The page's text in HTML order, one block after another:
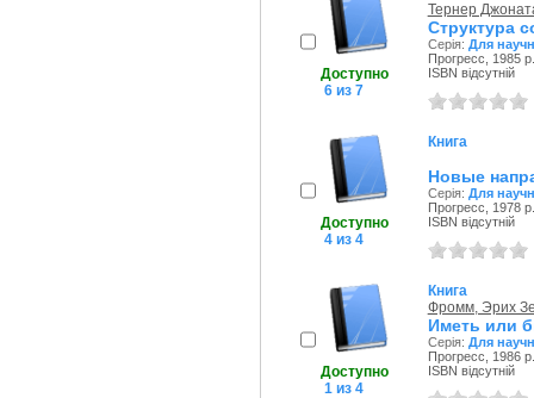
Доступно
6 из 7
Тернер
Структура
Серія: Для
Прогресс, 1985 р.
ISBN відсутній
Доступно
4 из 4
Книга
Новые
Серія: Для
Прогресс, 1978 р.
ISBN відсутній
Доступно
1 из 4
Книга
Фромм, Эрих
Иметь или
Серія: Для
Прогресс, 1986 р.
ISBN відсутній